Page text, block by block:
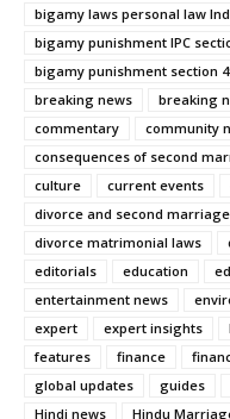
bigamy laws personal law
bigamy punishment IPC
bigamy punishment section
breaking news
breaking
commentary
community
consequences of second
culture
current events
divorce and second
divorce matrimonial laws
editorials
education
entertainment news
expert
expert insights
features
finance
global updates
guides
Hindi news
Hindu